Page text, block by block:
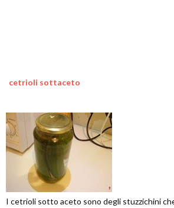
cetrioli sottaceto
I cetrioli sotto aceto sono degli stuzzichini